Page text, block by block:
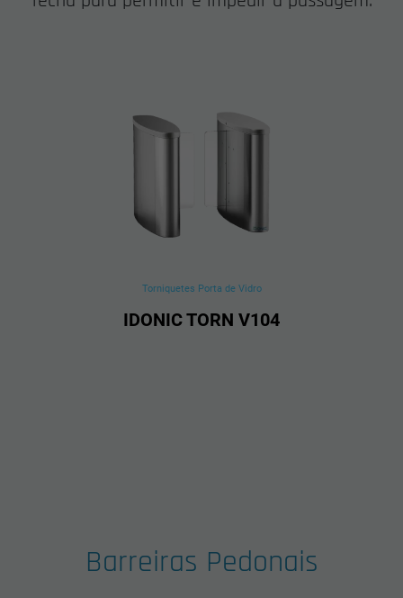
Torniquetes Porta de Vidro
IDONIC TORN V104
Barreiras Pedonais